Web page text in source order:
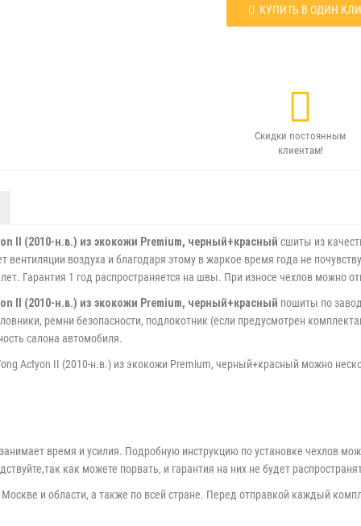
КУПИТЬ В ОДИН
Скидки постоянным
клиентам!
II (2010-н.в.) из экокожи Premium, черный+красный сшиты из
вентиляции воздуха и благодаря этому в жаркое время года не
Гарантия 1 год распространяется на швы. При износе чехлов можно
II (2010-н.в.) из экокожи Premium, черный+красный пошиты по
ремни безопасности, подлокотник (если предусмотрен
салона автомобиля.
Actyon II (2010-н.в.) из экокожи Premium, черный+красный можно
время и усилия. Подробную инструкцию по установке чехлов
как можете порвать, и гарантия на них не будет
и области, а также по всей стране. Перед отправкой каждый